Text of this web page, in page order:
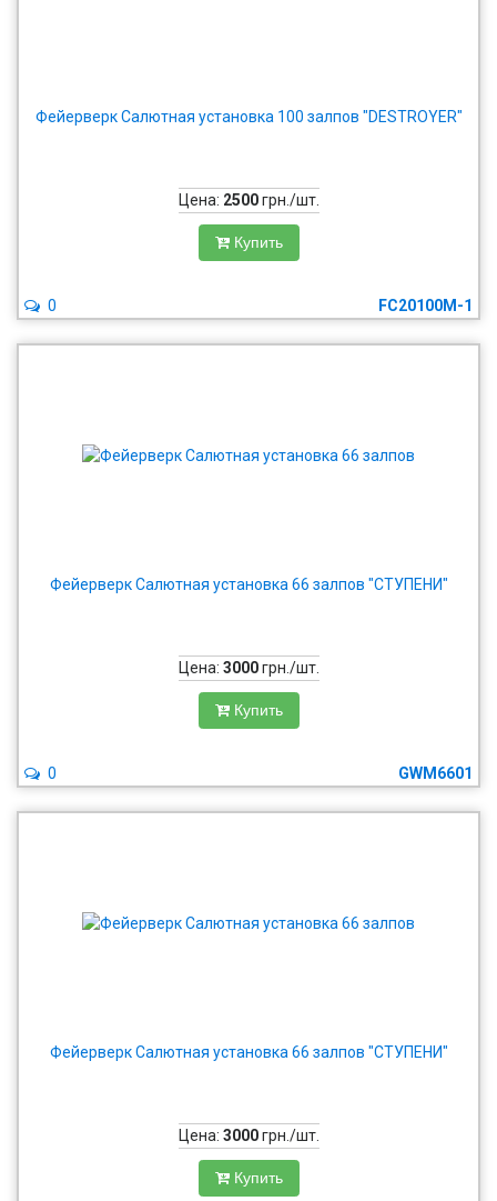
Фейерверк Салютная установка 100 залпов "DESTROYER"
Цена: 2500грн./шт.
Купить
FC20100M-1
0
Фейерверк Салютная установка 66 залпов "СТУПЕНИ"
Цена: 3000грн./шт.
Купить
GWM6601
0
Фейерверк Салютная установка 66 залпов "СТУПЕНИ"
Цена: 3000грн./шт.
Купить